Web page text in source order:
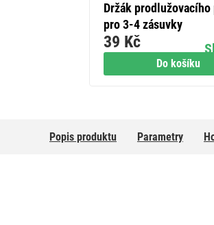
Do košíku
Držák
pro 3-4 zásuvky
39 Kč
Popis produktu Parametry